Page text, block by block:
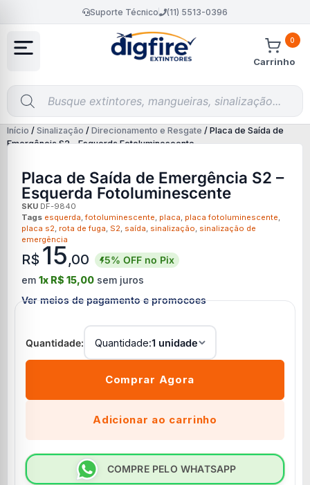
Suporte Técnico (11) 5513-0396
Carrinho
0
Início / Sinalização / Direcionamento e Resgate / Placa de Saída de
Emergência S2 – Esquerda Fotoluminescente
Placa de Saída de Emergência S2 –
Esquerda Fotoluminescente
SKU DF-9840
Tags esquerda ,fotoluminescente placa placa fotoluminescente
placa s2 rota de fuga S2 saída sinalização sinalização de
emergência
R$ 15,00
5% OFF no Pix
em 1x R$ 15,00 sem juros
Ver meios de pagamento e promocoes
Quantidade:1 unidade
Adicionar ao carrinho
Comprar Agora
COMPRE PELO WHATSAPP